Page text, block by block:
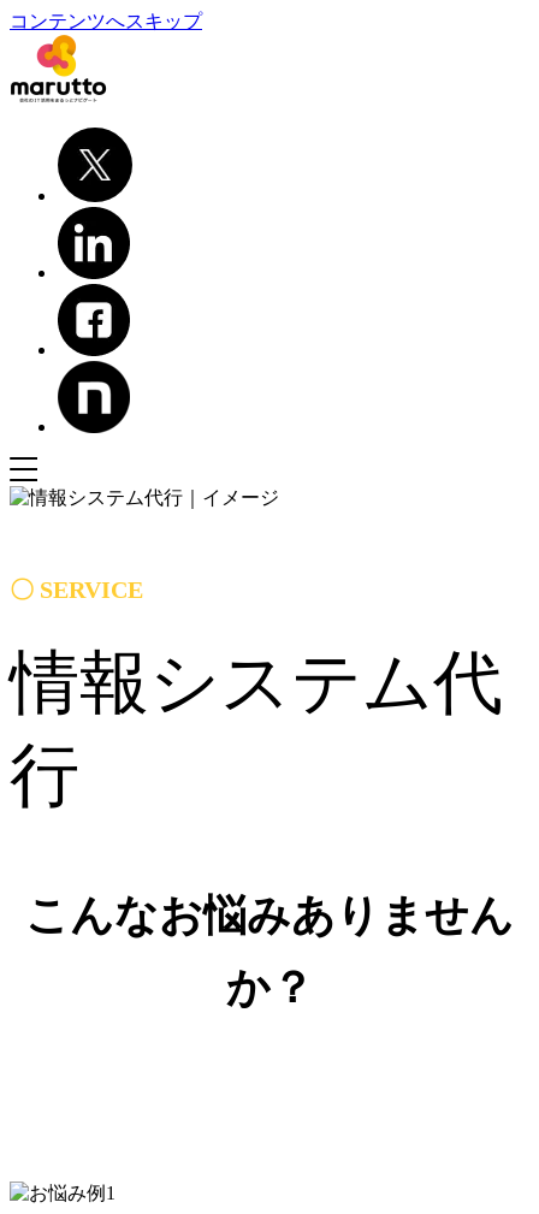
コンテンツへスキップ
〇 SERVICE
情報システム代
行
こんなお悩みありません
か？